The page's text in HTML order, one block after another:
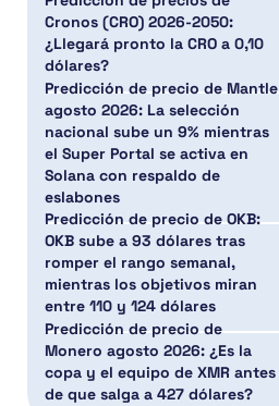
Cronos (CRO) 2026-2050:
¿Llegará pronto la CRO a 0,10
dólares?
Predicción de precio de Mantle
agosto 2026: La selección
nacional sube un 9% mientras
el Super Portal se activa en
Solana con respaldo de
eslabones
Predicción de precio de OKB:
OKB sube a 93 dólares tras
romper el rango semanal,
mientras los objetivos miran
entre 110 y 124 dólares
Predicción de precio de
Monero agosto 2026: ¿Es la
copa y el equipo de XMR antes
de que salga a 427 dólares?